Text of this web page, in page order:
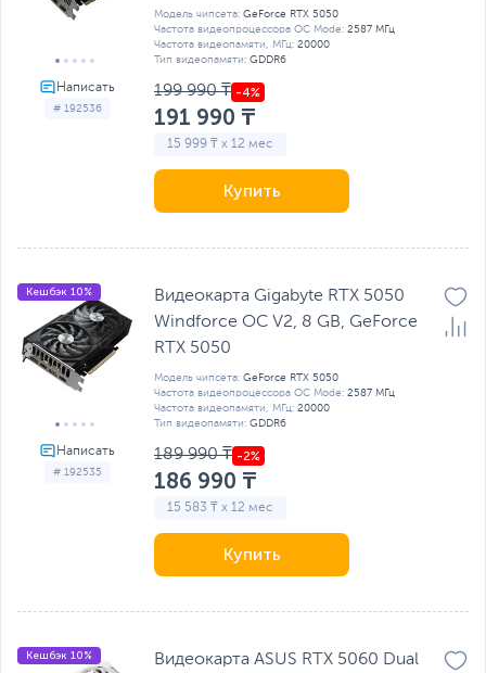
# 192536
Модель чипсета: GeForсe RTX 5050
Частота видеопроцессора OC Mode: 2587 МГц
Частота видеопамяти, МГц: 20000
Тип видеопамяти: GDDR6
199 990 ₸
191 990 ₸
15 999 ₸ x 12 мес
Купить
# 192535
Кешбэк 10%
Видеокарта Gigabyte RTX 5050
Windforce OC V2, 8 GB, GeForсe
RTX 5050
Модель чипсета: GeForсe RTX 5050
Частота видеопроцессора OC Mode: 2587 МГц
Частота видеопамяти, МГц: 20000
Тип видеопамяти: GDDR6
189 990 ₸
186 990 ₸
15 583 ₸ x 12 мес
Купить
Кешбэк 10% Видеокарта ASUS RTX 5060 Dual